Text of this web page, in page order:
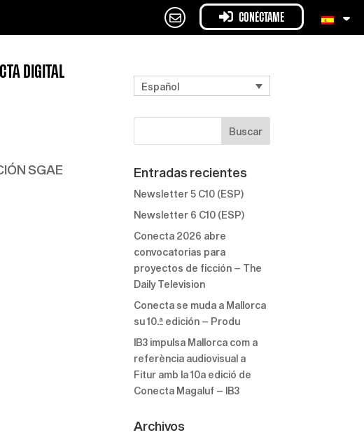
CONÉCTAME
DIGITAL
SGAE
Español
Entradas recientes
Newsletter 5 C10 (ESP)
Newsletter 6 C10 (ESP)
Conecta 2026 abre
convocatorias para
proyectos de ficción – The
Daily Television
Conecta se muda a Mallorca
su 10.ª edición – Produ
IB3 impulsa Mallorca com a
referència audiovisual a
Fitur amb la 10a edició de
Conecta Magaluf – IB3
Archivos